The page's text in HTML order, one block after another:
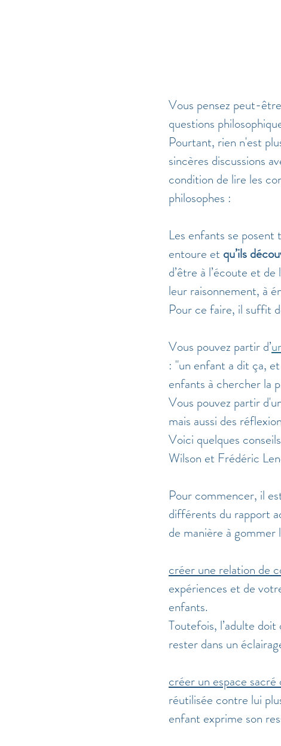
Vous pensez peut-
questions
Pourtant, rien n'est
sincères discussions
condition de lire les
philosophes :
Les enfants se
entoure et qu’ils
d’être à l’écoute et
leur raisonnement, à
Pour ce faire, il suffit
Vous pouvez partir d’
: "un enfant a dit ça,
enfants à chercher la
Vous pouvez partir
mais aussi des
Voici quelques
Wilson et Frédéric
Pour commencer, il
différents du rapport
de manière à
créer une relation de
expériences et de
enfants.
Toutefois, l’adulte
rester dans un
créer un espace
réutilisée contre lui
enfant exprime son